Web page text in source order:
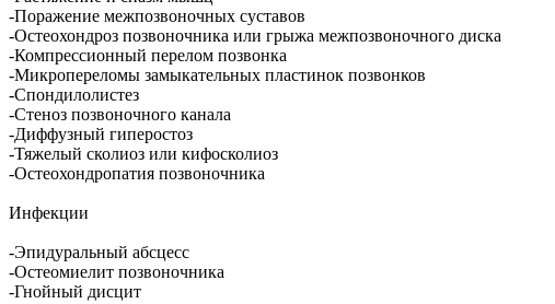
-Поражение межпозвоночных суставов
-Остеохондроз позвоночника или грыжа межпозвоночного диска
-Компрессионный перелом позвонка
-Микропереломы замыкательных пластинок позвонков
-Спондилолистез
-Стеноз позвоночного канала
-Диффузный гиперостоз
-Тяжелый сколиоз или кифосколиоз
-Остеохондропатия позвоночника
Инфекции
-Эпидуральный абсцесс
-Остеомиелит позвоночника
-Гнойный дисцит